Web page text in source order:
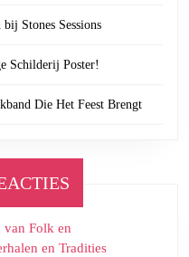
Stones Sessions
Schilderij Poster!
Die Het Feest Brengt
Folk en
en Tradities